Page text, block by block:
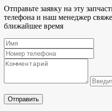
Отправьте заявку на эту
телефона и наш менеджер
ближайшее время
Отправить